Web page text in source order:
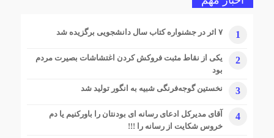
1 ۷ اثر در جشنواره کتاب سال دانشجویی برگزیده شد
2
یکی از نقاط مثبت فروکش کردن اغتشاشات بصیرت مردم
بود
3 نخستین گوجه‌فرنگی شبیه به انگور تولید شد
4
آقای مدیرکل ادعای رسانه ای بودنتان را باورکنیم یا دم
خروس شکایت از رسانه را !!!